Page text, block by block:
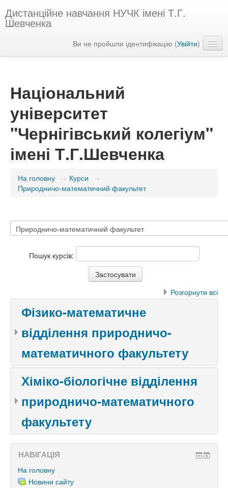
Дистанційне навчання НУЧК імені Т.Г.
Шевченка
Ви не пройшли ідентифікацію (Увійти)
Національний
університет
"Чернігівський колегіум"
імені Т.Г.Шевченка
На головну → Курси →
Природничо-математичний факультет
Пошук курсів:
Розгорнути всі
Фізико-математичне
відділення природничо-
математичного факультету
Хіміко-біологічне відділення
природничо-математичного
факультету
НАВІГАЦІЯ
На головну
Новини сайту